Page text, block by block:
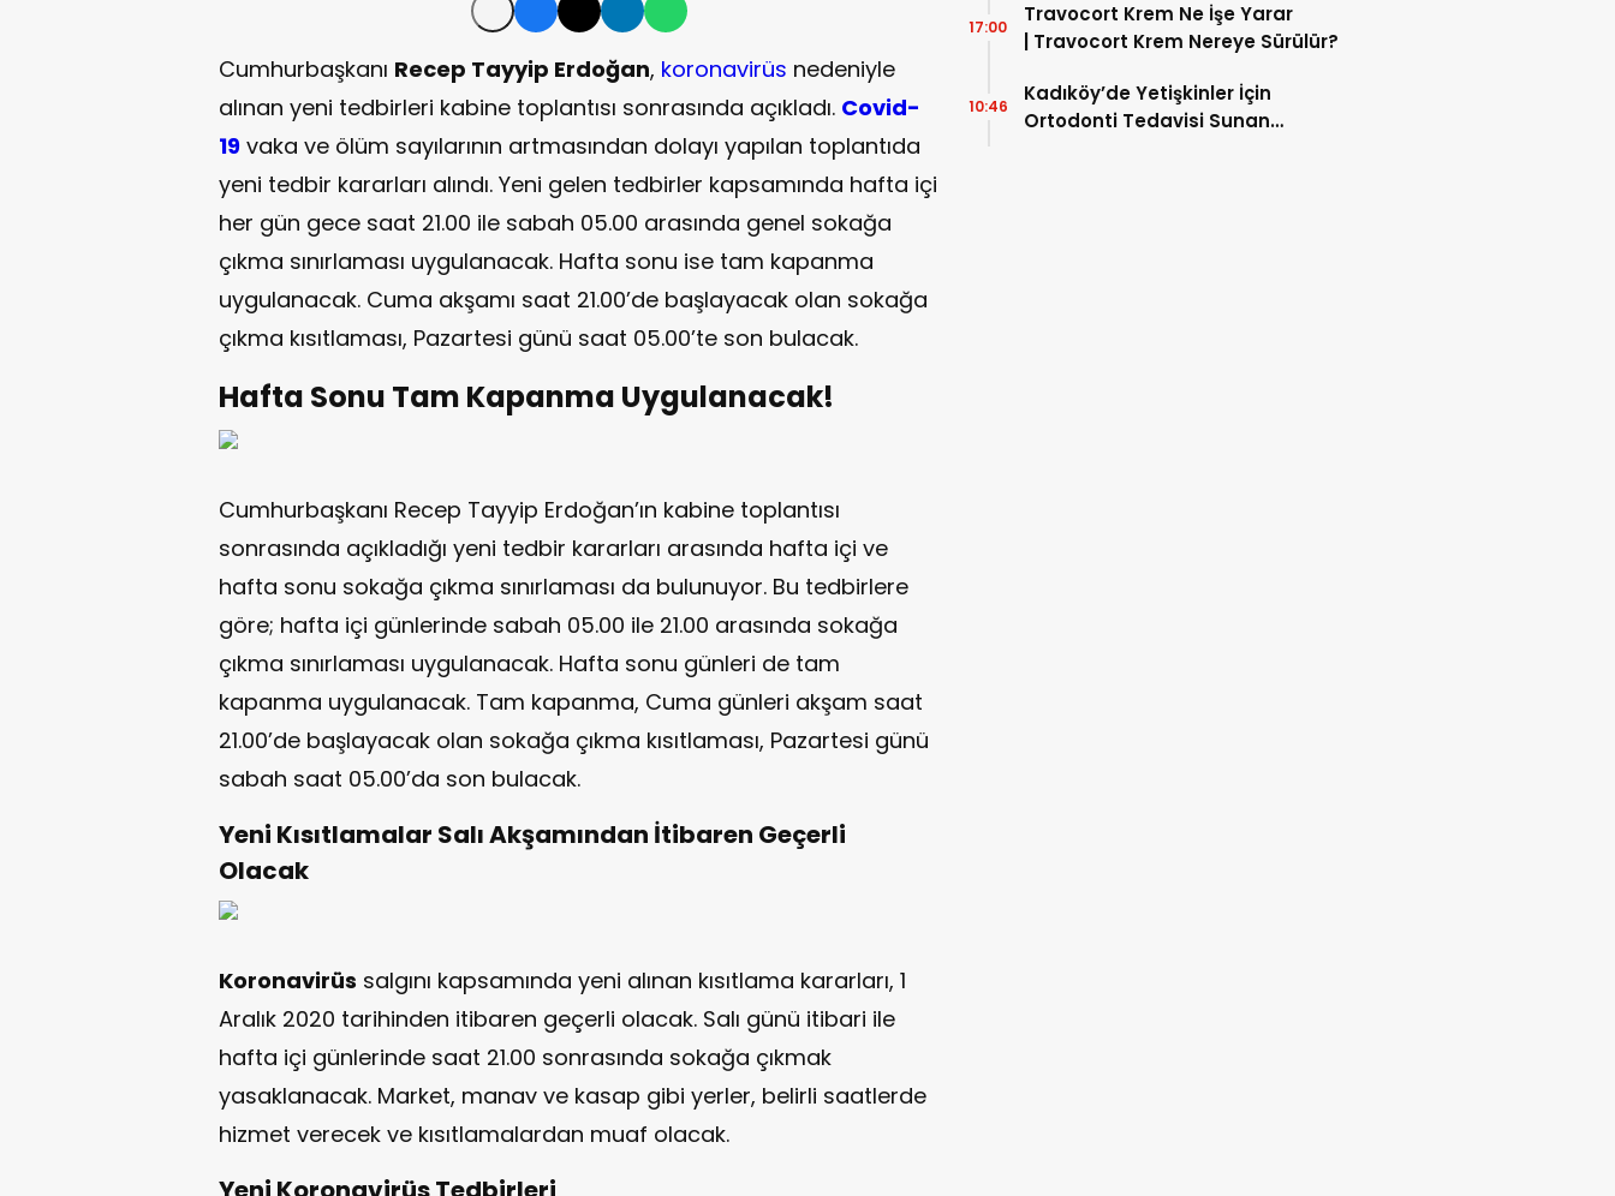
Cumhurbaşkanı Recep Tayyip Erdoğan, koronavirüs nedeniyle
alınan yeni tedbirleri kabine toplantısı sonrasında açıkladı. Covid-
19 vaka ve ölüm sayılarının artmasından dolayı yapılan toplantıda
yeni tedbir kararları alındı. Yeni gelen tedbirler kapsamında hafta içi
her gün gece saat 21.00 ile sabah 05.00 arasında genel sokağa
çıkma sınırlaması uygulanacak. Hafta sonu ise tam kapanma
uygulanacak. Cuma akşamı saat 21.00’de başlayacak olan sokağa
çıkma kısıtlaması, Pazartesi günü saat 05.00’te son bulacak.
Hafta Sonu Tam Kapanma Uygulanacak!
Cumhurbaşkanı Recep Tayyip Erdoğan’ın kabine toplantısı
sonrasında açıkladığı yeni tedbir kararları arasında hafta içi ve
hafta sonu sokağa çıkma sınırlaması da bulunuyor. Bu tedbirlere
göre; hafta içi günlerinde sabah 05.00 ile 21.00 arasında sokağa
çıkma sınırlaması uygulanacak. Hafta sonu günleri de tam
kapanma uygulanacak. Tam kapanma, Cuma günleri akşam saat
21.00’de başlayacak olan sokağa çıkma kısıtlaması, Pazartesi günü
sabah saat 05.00’da son bulacak.
Yeni Kısıtlamalar Salı Akşamından İtibaren Geçerli
Olacak
Koronavirüs salgını kapsamında yeni alınan kısıtlama kararları, 1
Aralık 2020 tarihinden itibaren geçerli olacak. Salı günü itibari ile
hafta içi günlerinde saat 21.00 sonrasında sokağa çıkmak
yasaklanacak. Market, manav ve kasap gibi yerler, belirli saatlerde
hizmet verecek ve kısıtlamalardan muaf olacak.
Travocort Krem Ne İşe Yarar
| Travocort Krem Nereye Sürülür?
17:00
Kadıköy’de Yetişkinler İçin
Ortodonti Tedavisi Sunan
10:46